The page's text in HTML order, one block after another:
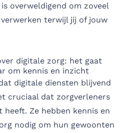
overweldigend om zoveel
terwijl jij of jouw
digitale zorg: het gaat
om kennis en inzicht
digitale diensten blijvend
cruciaal dat zorgverleners
heeft. Ze hebben kennis en
nodig om hun gewoonten